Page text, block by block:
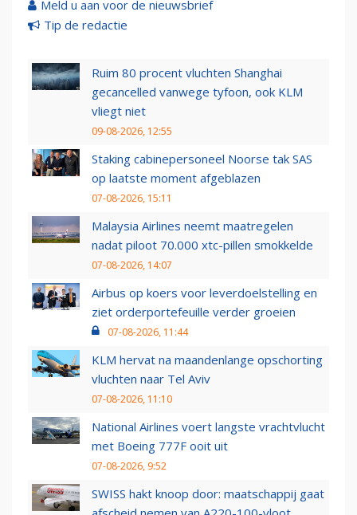
Meld u aan voor de nieuwsbrief
Tip de redactie
Ruim 80 procent vluchten Shanghai
gecancelled vanwege tyfoon, ook KLM
vliegt niet
09-08-2026, 12:55
Staking cabinepersoneel Noorse tak SAS
op laatste moment afgeblazen
07-08-2026, 15:11
Malaysia Airlines neemt maatregelen
nadat piloot 70.000 xtc-pillen smokkelde
07-08-2026, 14:07
Airbus op koers voor leverdoelstelling en
ziet orderportefeuille verder groeien
07-08-2026, 11:44
KLM hervat na maandenlange opschorting
vluchten naar Tel Aviv
07-08-2026, 11:10
National Airlines voert langste vrachtvlucht
met Boeing 777F ooit uit
07-08-2026, 9:52
SWISS hakt knoop door: maatschappij gaat